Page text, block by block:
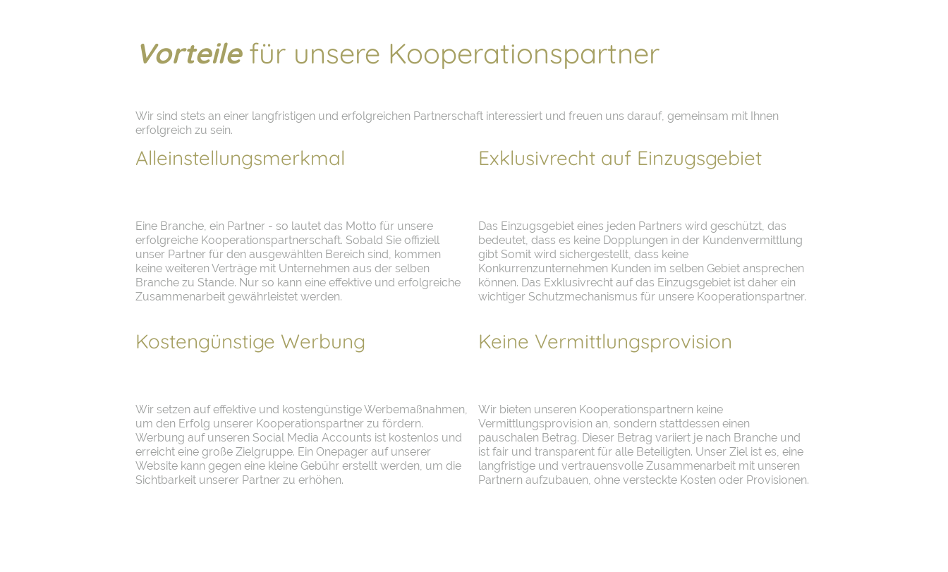
Vorteilefür unsere Kooperationspartner
Wir sind stets an einer langfristigen und erfolgreichen Partnerschaft interessiert und freuen uns darauf, gemeinsam mit Ihnen
erfolgreich zu sein.
Alleinstellungsmerkmal
Eine Branche, ein Partner - so lautet das Motto für unsere
erfolgreiche Kooperationspartnerschaft. Sobald Sie offiziell
unser Partner für den ausgewählten Bereich sind, kommen
keine weiteren Verträge mit Unternehmen aus der selben
Branche zu Stande. Nur so kann eine effektive und erfolgreiche
Zusammenarbeit gewährleistet werden.
Exklusivrecht auf Einzugsgebiet
Das Einzugsgebiet eines jeden Partners wird geschützt, das
bedeutet, dass es keine Dopplungen in der Kundenvermittlung
gibt Somit wird sichergestellt, dass keine
Konkurrenzunternehmen Kunden im selben Gebiet ansprechen
können. Das Exklusivrecht auf das Einzugsgebiet ist daher ein
wichtiger Schutzmechanismus für unsere Kooperationspartner.
Kostengünstige Werbung
Wir setzen auf effektive und kostengünstige Werbemaßnahmen,
um den Erfolg unserer Kooperationspartner zu fördern.
Werbung auf unseren Social Media Accounts ist kostenlos und
erreicht eine große Zielgruppe. Ein Onepager auf unserer
Website kann gegen eine kleine Gebühr erstellt werden, um die
Sichtbarkeit unserer Partner zu erhöhen.
Keine Vermittlungsprovision
Wir bieten unseren Kooperationspartnern keine
Vermittlungsprovision an, sondern stattdessen einen
pauschalen Betrag. Dieser Betrag variiert je nach Branche und
ist fair und transparent für alle Beteiligten. Unser Ziel ist es, eine
langfristige und vertrauensvolle Zusammenarbeit mit unseren
Partnern aufzubauen, ohne versteckte Kosten oder Provisionen.